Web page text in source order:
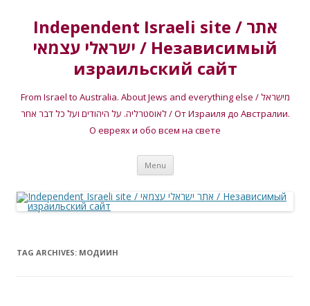
Independent Israeli site / אתר
ישראלי עצמאי / Независимый
израильский сайт
From Israel to Australia. About Jews and everything else / מישראל
לאוסטרליה. על היהודים ועל כל דבר אחר / От Израиля до Австралии.
О евреях и обо всем на свете
Menu Skip
content
TAG ARCHIVES: МОДИИН